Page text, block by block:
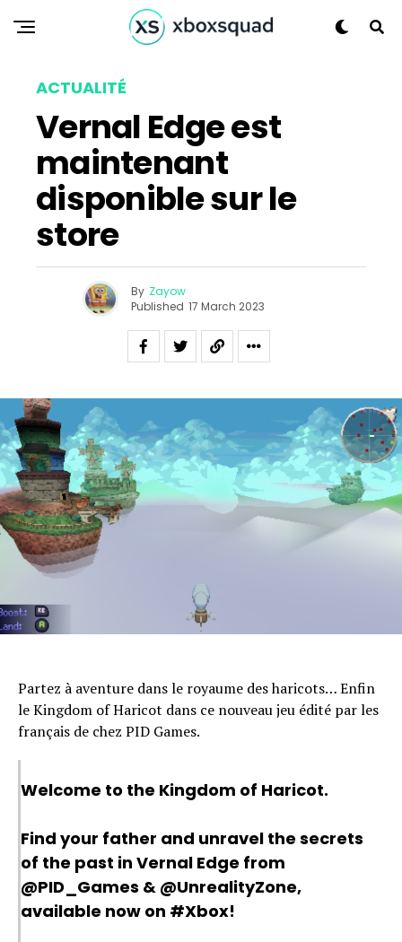
ACTUALITÉ
Vernal Edge est
maintenant
disponible sur le
store
By Zayow
Published 17 March 2023
Partez à aventure dans le royaume des haricots… Enfin
le Kingdom of Haricot dans ce nouveau jeu édité par les
français de chez PID Games.
Welcome to the Kingdom of Haricot.
Find your father and unravel the secrets
of the past in Vernal Edge from
@PID_Games & @UnrealityZone,
available now on #Xbox!
Flipboard
Whatsapp
Email